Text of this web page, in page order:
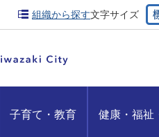
組織から探す文字サイズ
子育て・教育 健康・福祉